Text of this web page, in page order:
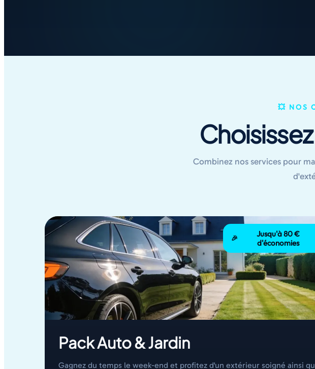
💥 NOS
Combinez nos services pour
🎉
Jusqu'à 80 €
d'économies
Pack Auto & Jardin
Gagnez du temps le week-end et profitez d'un extérieur soigné ainsi